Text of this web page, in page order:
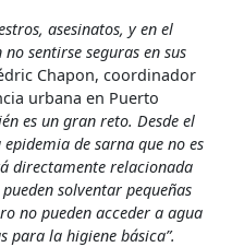
asesinatos, y en el
sentirse seguras en sus
Chapon, coordinador
urbana en Puerto
es un gran reto. Desde el
de sarna que no es
directamente relacionada
solventar pequeñas
no pueden acceder a agua
para la higiene básica”.